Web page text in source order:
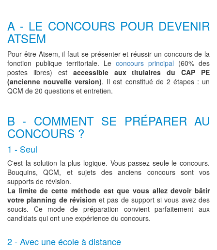
A - LE CONCOURS POUR DEVENIR
ATSEM
Pour être Atsem, il faut se présenter et réussir un concours de la
fonction publique territoriale. Le concours principal (60% des
postes libres) est accessible aux titulaires du CAP PE
(ancienne nouvelle version). Il est constitué de 2 étapes : un
QCM de 20 questions et entretien.
B - COMMENT SE PRÉPARER AU
CONCOURS ?
1 - Seul
C'est la solution la plus logique. Vous passez seule le concours.
Bouquins, QCM, et sujets des anciens concours sont vos
supports de révision.
La limite de cette méthode est que vous allez devoir bâtir
votre planning de révision et pas de support si vous avez des
soucis. Ce mode de préparation convient parfaitement aux
candidats qui ont une expérience du concours.
2 - Avec une école à distance